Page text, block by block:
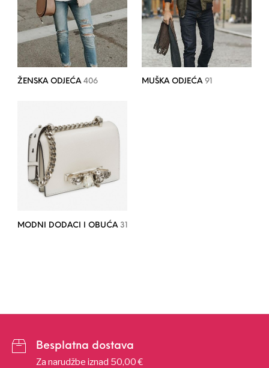
ŽENSKA ODJEĆA 406 MUŠKA ODJEĆA 91
MODNI DODACI I OBUĆA 31
Besplatna dostava
Za narudžbe iznad 50,00 €